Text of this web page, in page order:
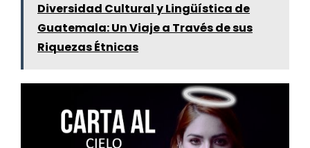
Diversidad Cultural y Lingüística de
Guatemala: Un Viaje a Través de sus
Riquezas Étnicas